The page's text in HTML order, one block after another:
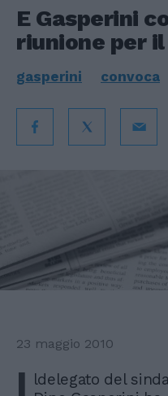
E Gasperini
riunione per
gasperini convoca
23 maggio 2010
I ldelegato del